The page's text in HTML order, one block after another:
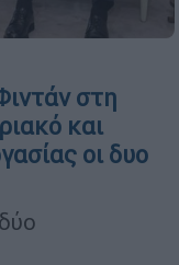
στη
και
οι δυο